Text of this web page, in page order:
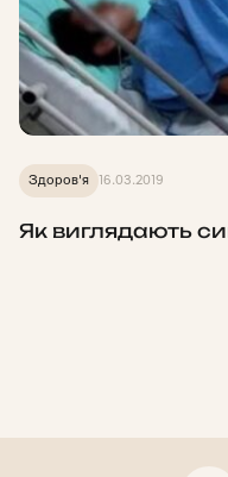
Здоров'я 16.03.2019
Як виглядають